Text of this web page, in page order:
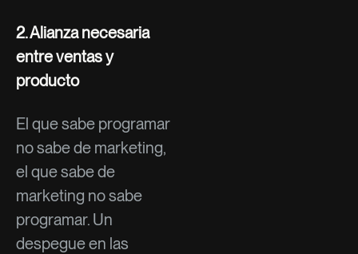
2. Alianza necesaria
entre ventas y
producto
El que sabe programar
no sabe de marketing,
el que sabe de
marketing no sabe
programar. Un
despegue en las